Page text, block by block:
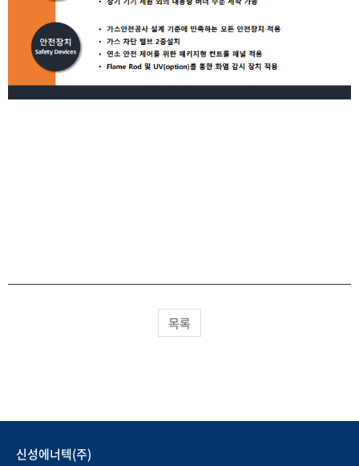
목록
신성에너텍(주)